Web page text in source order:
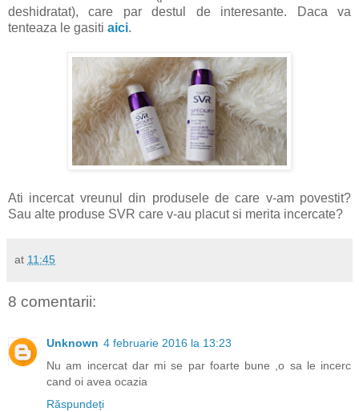
deshidratat), care par destul de interesante. Daca va
tenteaza le gasiti aici.
Ati incercat vreunul din produsele de care v-am povestit?
Sau alte produse SVR care v-au placut si merita incercate?
at 11:45
8 comentarii:
Unknown 4 februarie 2016 la 13:23
Nu am incercat dar mi se par foarte bune ,o sa le incerc
cand oi avea ocazia
Răspundeți